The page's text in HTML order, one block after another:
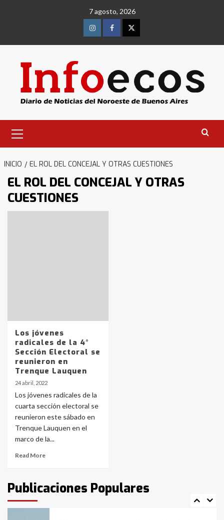
7 agosto, 2026
InstagramFacebookTwitter
primario
INICIO EL ROL DEL CONCEJAL Y OTRAS CUESTIONES
EL ROL DEL CONCEJAL Y OTRAS
CUESTIONES
Los jóvenes
radicales de la 4°
Sección Electoral se
reunieron en
Trenque Lauquen
24 abril, 2022
Los jóvenes radicales de la
cuarta sección electoral se
reunieron este sábado en
Trenque Lauquen en el
marco de la...
Read More
Publicaciones Populares
4
5
Los precios de los combustibles en
La Pampa, desde YPF hasta Axion
entre 857 a 1338 pesos
6
La Bolsa de Cereales de Bahía
Blanca anticipa que Agosto vendrá
con lluvias y heladas, en gran parte
fueron detenidos por
comercialización de drogas en la
tarde del sábado